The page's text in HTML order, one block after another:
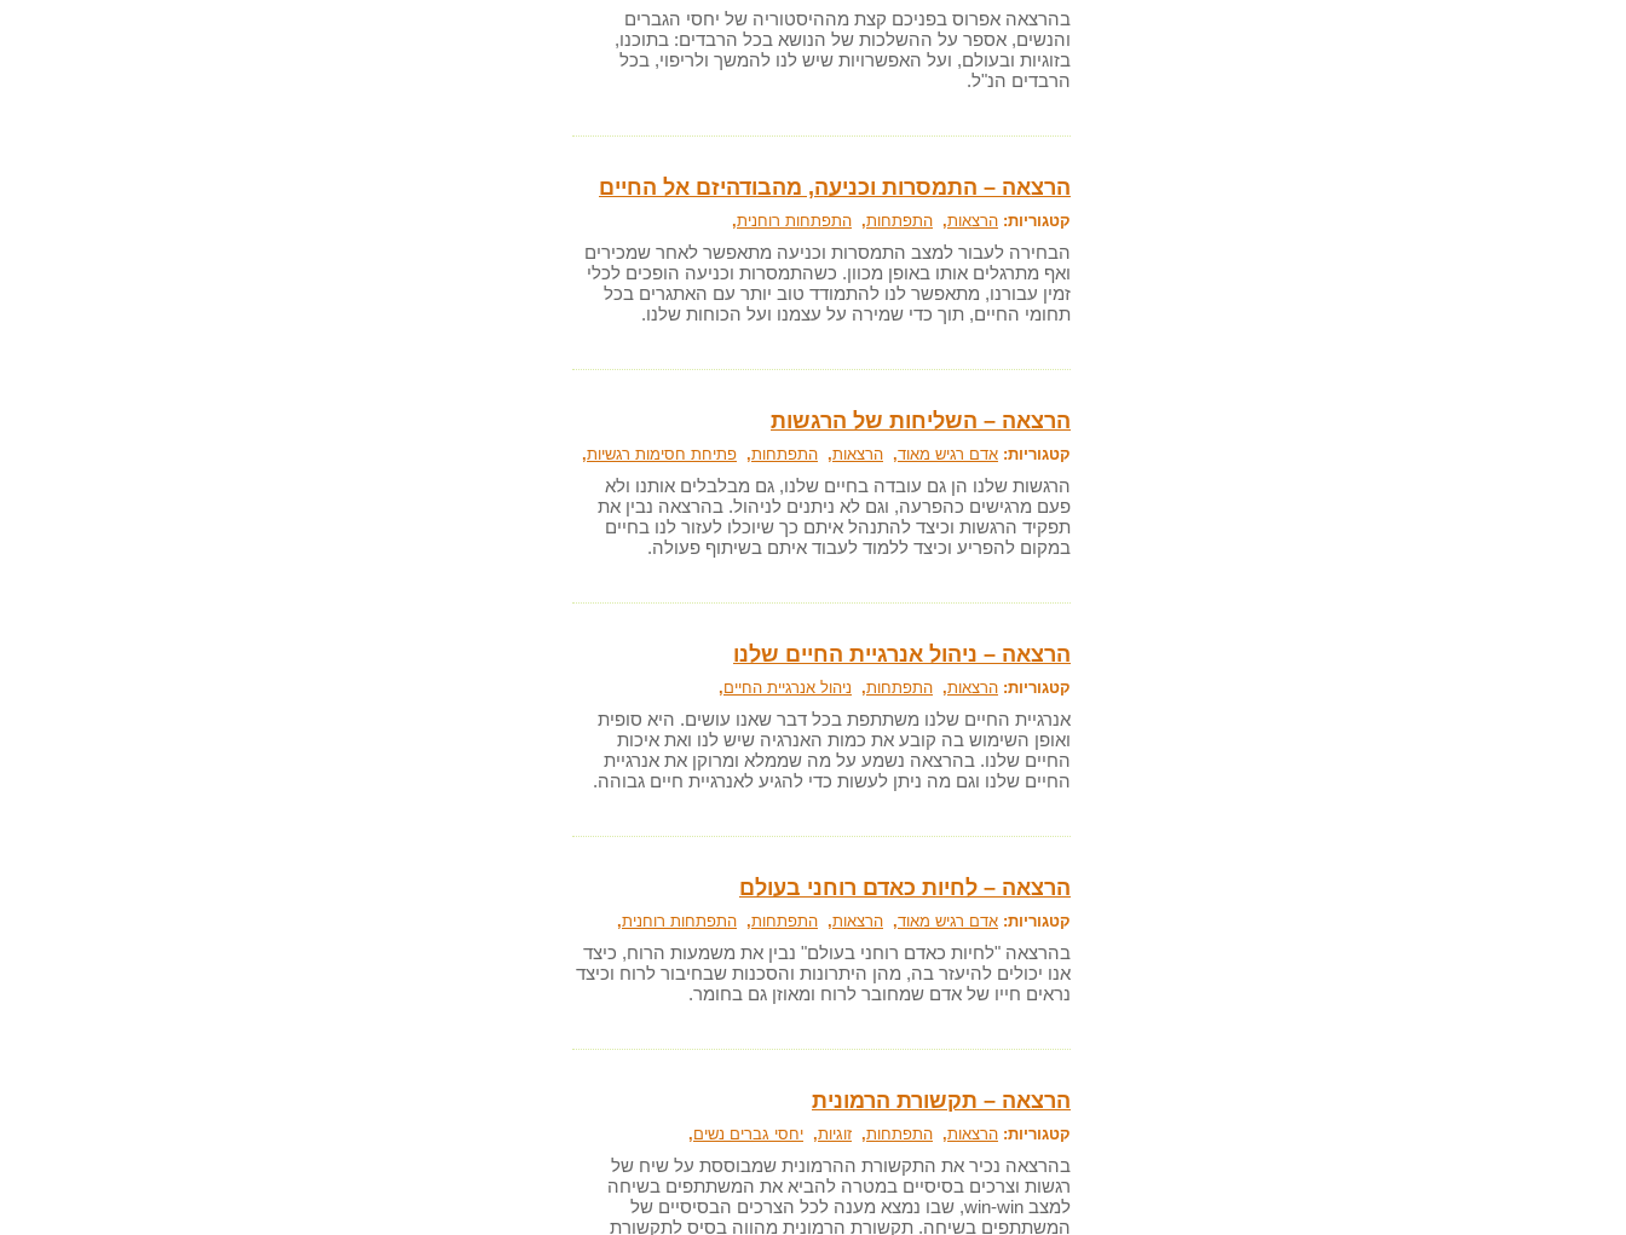
בהרצאה אפרוס בפניכם קצת מההיסטוריה של יחסי הגברים
והנשים, אספר על ההשלכות של הנושא בכל הרבדים: בתוכנו,
בזוגיות ובעולם, ועל האפשרויות שיש לנו להמשך ולריפוי, בכל
הרבדים הנ"ל.
הרצאה – התמסרות וכניעה, מהבודהיזם אל החיים
קטגוריות: הרצאות, התפתחות, התפתחות רוחנית,
הבחירה לעבור למצב התמסרות וכניעה מתאפשר לאחר שמכירים
ואף מתרגלים אותו באופן מכוון. כשהתמסרות וכניעה הופכים לכלי
זמין עבורנו, מתאפשר לנו להתמודד טוב יותר עם האתגרים בכל
תחומי החיים, תוך כדי שמירה על עצמנו ועל הכוחות שלנו.
הרצאה – השליחות של הרגשות
קטגוריות: אדם רגיש מאוד, הרצאות, התפתחות, פתיחת חסימות רגשיות,
הרגשות שלנו הן גם עובדה בחיים שלנו, גם מבלבלים אותנו ולא
פעם מרגישים כהפרעה, וגם לא ניתנים לניהול. בהרצאה נבין את
תפקיד הרגשות וכיצד להתנהל איתם כך שיוכלו לעזור לנו בחיים
במקום להפריע וכיצד ללמוד לעבוד איתם בשיתוף פעולה.
הרצאה – ניהול אנרגיית החיים שלנו
קטגוריות: הרצאות, התפתחות, ניהול אנרגיית החיים,
אנרגיית החיים שלנו משתתפת בכל דבר שאנו עושים. היא סופית
ואופן השימוש בה קובע את כמות האנרגיה שיש לנו ואת איכות
החיים שלנו. בהרצאה נשמע על מה שממלא ומרוקן את אנרגיית
החיים שלנו וגם מה ניתן לעשות כדי להגיע לאנרגיית חיים גבוהה.
הרצאה – לחיות כאדם רוחני בעולם
קטגוריות: אדם רגיש מאוד, הרצאות, התפתחות, התפתחות רוחנית,
בהרצאה "לחיות כאדם רוחני בעולם" נבין את משמעות הרוח, כיצד
אנו יכולים להיעזר בה, מהן היתרונות והסכנות שבחיבור לרוח וכיצד
נראים חייו של אדם שמחובר לרוח ומאוזן גם בחומר.
הרצאה – תקשורת הרמונית
קטגוריות: הרצאות, התפתחות, זוגיות, יחסי גברים נשים,
בהרצאה נכיר את התקשורת ההרמונית שמבוססת על שיח של
רגשות וצרכים בסיסיים במטרה להביא את המשתתפים בשיחה
למצב win-win, שבו נמצא מענה לכל הצרכים הבסיסיים של
המשתתפים בשיחה. תקשורת הרמונית מהווה בסיס לתקשורת